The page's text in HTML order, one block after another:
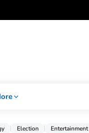
Election Entertainment